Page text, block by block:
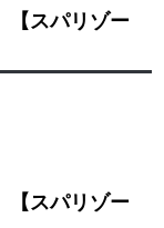
【スパリゾー
【スパリゾー